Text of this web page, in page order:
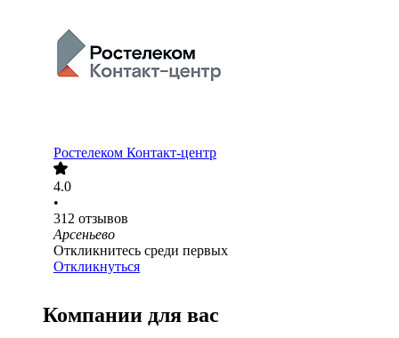
Ростелеком Контакт-центр
4.0
•
312 отзывов
Арсеньево
Откликнитесь среди первых
Откликнуться
Компании для вас